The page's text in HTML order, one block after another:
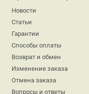
Новости
Статьи
Гарантии
Способы оплаты
Возврат и обмен
Изменение заказа
Отмена заказа
Вопросы и ответы